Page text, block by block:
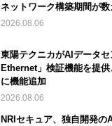
ネットワーク構築期間が
2026.08.06
東陽テクニカがAIデータ
Ethernet」検証機能を提
に機能追加
2026.08.06
NRIセキュア、独自開発の